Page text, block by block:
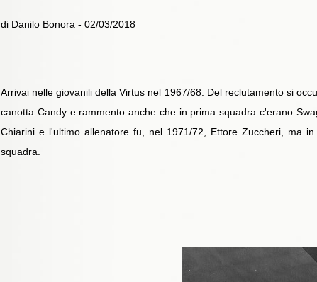
di Danilo Bonora - 02/03/2018
Arrivai nelle giovanili della Virtus nel 1967/68. Del reclutamento si
canotta Candy e rammento anche che in prima squadra c'erano
Chiarini e l'ultimo allenatore fu, nel 1971/72, Ettore Zuccheri, ma
squadra.